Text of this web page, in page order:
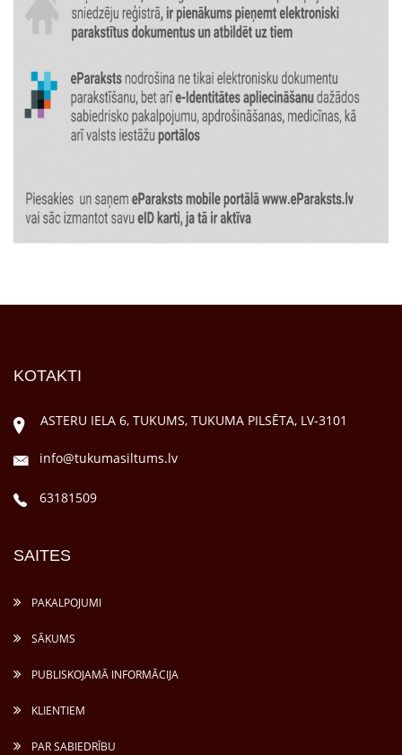
KOTAKTI
ASTERU IELA 6, TUKUMS, TUKUMA PILSĒTA, LV-3101
info@tukumasiltums.lv
63181509
SAITES
PAKALPOJUMI
SĀKUMS
PUBLISKOJAMĀ INFORMĀCIJA
KLIENTIEM
PAR SABIEDRĪBU